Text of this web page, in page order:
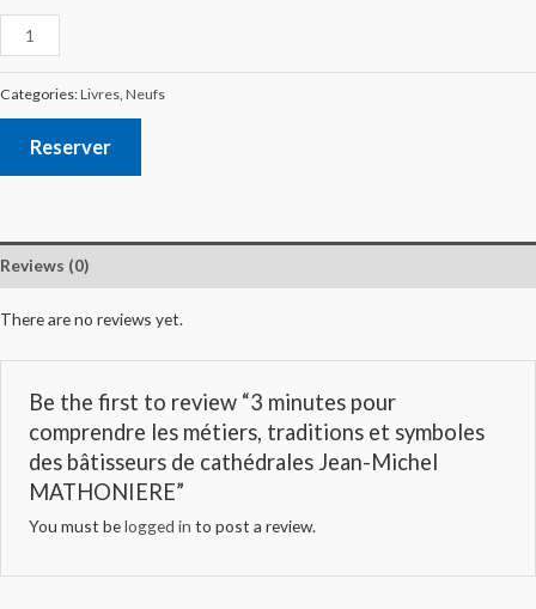
Categories:Livres Neufs
Reserver
Reviews (0)
There are no reviews yet.
Be the first to review “3 minutes pour
comprendre les métiers, traditions et symboles
des bâtisseurs de cathédrales Jean-Michel
MATHONIERE”
You must belogged in to post a review.